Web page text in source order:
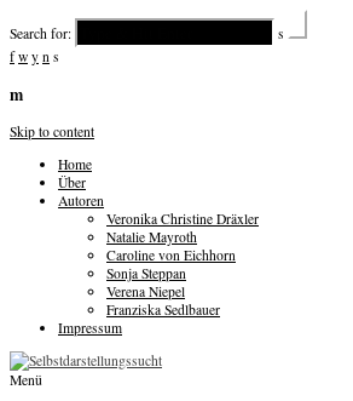
Search for:
s
f w y n s
m
Skip to content
Home
Über
Autoren
Veronika Christine Dräxler
Natalie Mayroth
Caroline von Eichhorn
Sonja Steppan
Verena Niepel
Franziska Sedlbauer
Impressum
Menü